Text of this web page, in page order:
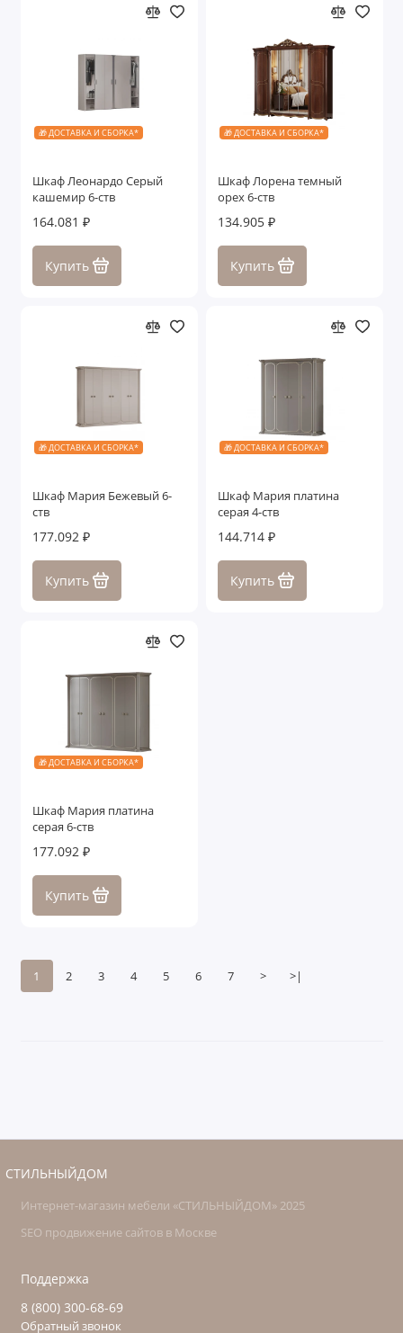
🎁 ДОСТАВКА И СБОРКА*
Шкаф Леонардо Серый
кашемир 6-ств
164.081 ₽
Купить
🎁 ДОСТАВКА И СБОРКА*
Шкаф Лорена темный
орех 6-ств
134.905 ₽
Купить
🎁 ДОСТАВКА И СБОРКА*
Шкаф Мария Бежевый 6-
ств
177.092 ₽
Купить
🎁 ДОСТАВКА И СБОРКА*
Шкаф Мария платина
серая 4-ств
144.714 ₽
Купить
🎁 ДОСТАВКА И СБОРКА*
Шкаф Мария платина
серая 6-ств
177.092 ₽
Купить
1 2 3 4 5 6 7 > >|
СТИЛЬНЫЙДОМ
Интернет-магазин мебели «СТИЛЬНЫЙДОМ» 2025
SEO продвижение сайтов в Москве
Поддержка
8 (800) 300-68-69
Обратный звонок